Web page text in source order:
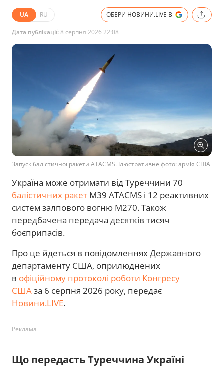
UA RU ОБЕРИ НОВИНИ.LIVE В
Дата публікації:8 серпня 2026 22:08
Запуск балістичної ракети ATACMS. Ілюстративне фото: армія США
Україна може отримати від Туреччини 70
балістичних ракет M39 ATACMS і 12 реактивних
систем залпового вогню M270. Також
передбачена передача десятків тисяч
боєприпасів.
Про це йдеться в повідомленнях Державного
департаменту США, оприлюднених
в офіційному протоколі роботи Конгресу
СШАза 6 серпня 2026 року, передає
Новини.LIVE.
Реклама
Що передасть Туреччина Україні